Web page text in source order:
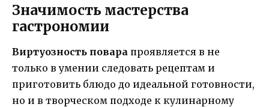
Значимость мастерства
гастрономии
Виртуозность повара проявляется в не
только в умении следовать рецептам и
приготовить блюдо до идеальной готовности,
но и в творческом подходе к кулинарному